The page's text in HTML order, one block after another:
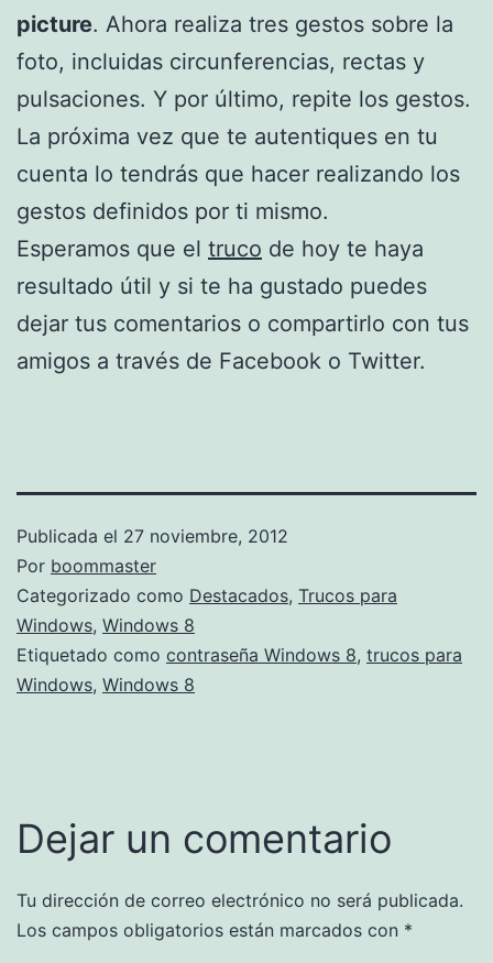
picture. Ahora realiza tres gestos sobre la
foto, incluidas circunferencias, rectas y
pulsaciones. Y por último, repite los gestos.
La próxima vez que te autentiques en tu
cuenta lo tendrás que hacer realizando los
gestos definidos por ti mismo.
Esperamos que el truco de hoy te haya
resultado útil y si te ha gustado puedes
dejar tus comentarios o compartirlo con tus
amigos a través de Facebook o Twitter.
Publicada el 27 noviembre, 2012
Por boommaster
Categorizado como Destacados, Trucos para
Windows, Windows 8
Etiquetado como contraseña Windows 8, trucos para
Windows, Windows 8
Dejar un comentario
Tu dirección de correo electrónico no será publicada.
Los campos obligatorios están marcados con *